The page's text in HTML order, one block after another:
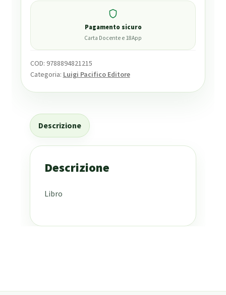
Pagamento sicuro
Carta Docente e 18App
COD: 9788894821215
Categoria: Luigi Pacifico Editore
Descrizione
Descrizione
Libro